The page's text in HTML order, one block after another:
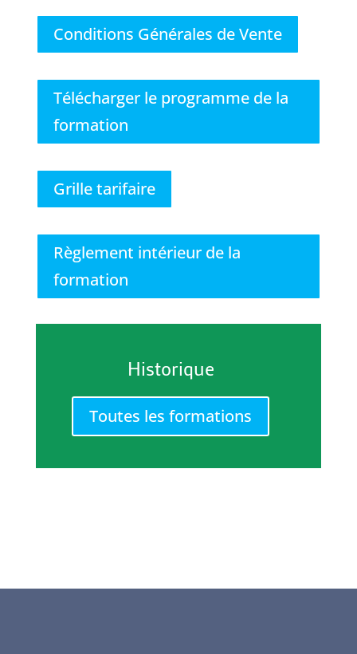
Conditions Générales de Vente
Télécharger le programme de la
formation
Grille tarifaire
Règlement intérieur de la
formation
Historique
Toutes les formations